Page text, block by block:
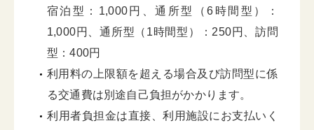
宿泊型：1,000円、通所型（6時間型）：
1,000円、通所型（1時間型）：250円、訪問
型：400円
利用料の上限額を超える場合及び訪問型に係
る交通費は別途自己負担がかかります。
利用者負担金は直接、利用施設にお支払いく